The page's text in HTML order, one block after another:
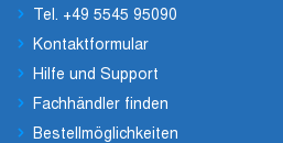
Tel. +49 5545 95090
Kontaktformular
Hilfe und Support
Fachhändler finden
Bestellmöglichkeiten